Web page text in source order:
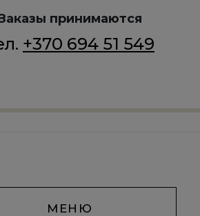
принимаются
+370 694 51 549
МЕНЮ